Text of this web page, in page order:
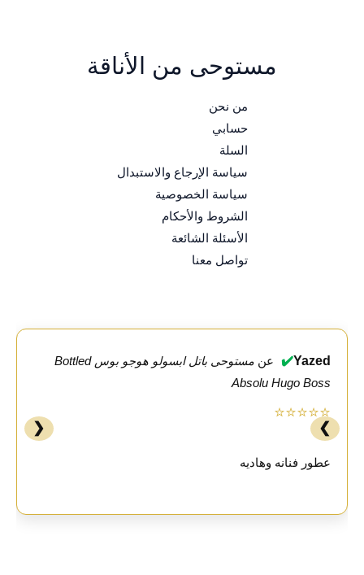
مستوحى من الأناقة
من نحن
حسابي
السلة
سياسة الإرجاع والاستبدال
سياسة الخصوصية
الشروط والأحكام
الأسئلة الشائعة
تواصل معنا
Yazed
✔️ عن
مستوحى باتل ابسولو هوجو بوس Bottled
Absolu Hugo Boss
⭐⭐⭐⭐⭐
عطور فنانه وهاديه
❮ ❯